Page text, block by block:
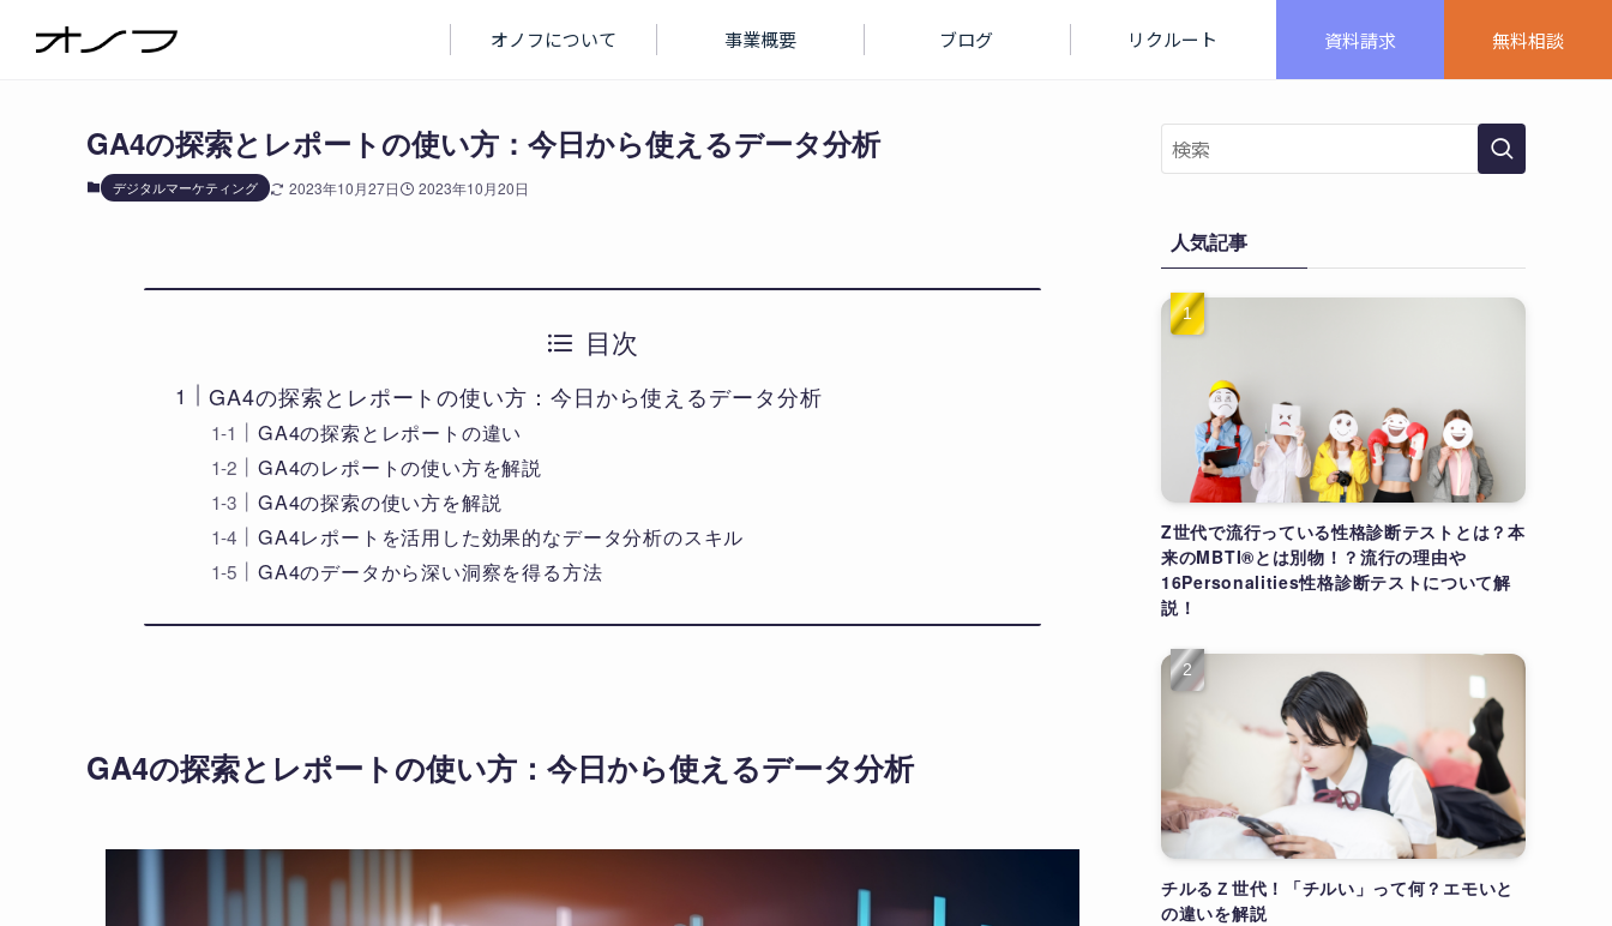
オノフについて 事業概要 ブログ リクルート 資料請求 無料相談
GA4の探索とレポートの使い方：今日から使えるデータ分析
デジタルマーケティング 2023年10月27日 2023年10月20日
目次
GA4の探索とレポートの使い方：今日から使えるデータ分析
GA4の探索とレポートの違い
GA4のレポートの使い方を解説
GA4の探索の使い方を解説
GA4レポートを活用した効果的なデータ分析のスキル
GA4のデータから深い洞察を得る方法
GA4の探索とレポートの使い方：今日から使えるデータ分析
人気記事
Z世代で流行っている性格診断テストとは？本
来のMBTI®とは別物！？流行の理由や
16Personalities性格診断テストについて解
説！
チルるＺ世代！「チルい」って何？エモいと
の違いを解説